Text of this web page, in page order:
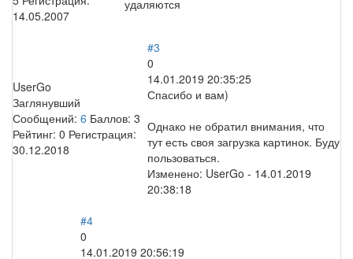
14.05.2007
удаляются
UserGo
Заглянувший
Сообщений: 6 Баллов: 3
Рейтинг: 0 Регистрация:
30.12.2018
#3
0
14.01.2019 20:35:25
Спасибо и вам)
Однако не обратил внимания, что
тут есть своя загрузка картинок. Буду
пользоваться.
Изменено: UserGo - 14.01.2019
20:38:18
#4
0
14.01.2019 20:56:19